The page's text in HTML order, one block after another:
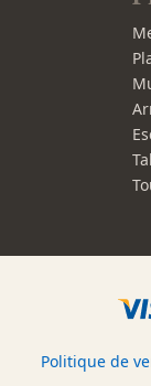
Politique de